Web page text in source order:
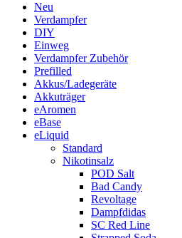
Neu
Verdampfer
DIY
Einweg
Verdampfer Zubehör
Prefilled
Akkus/Ladegeräte
Akkuträger
eAromen
eBase
eLiquid
Standard
Nikotinsalz
POD Salt
Bad Candy
Revoltage
Dampfdidas
SC Red Line